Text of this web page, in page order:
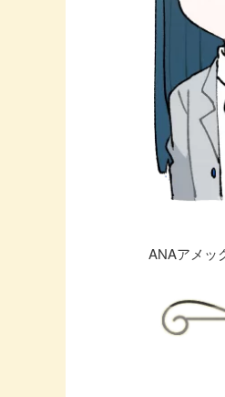
ANAアメッ